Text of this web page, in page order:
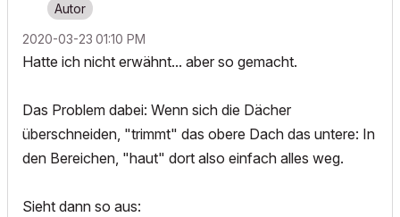
‎2020-03-23 01:10 PM
Hatte ich nicht erwähnt... aber so gemacht.
Das Problem dabei: Wenn sich die Dächer
überschneiden, "trimmt" das obere Dach das untere: In
den Bereichen, "haut" dort also einfach alles weg.
Sieht dann so aus: